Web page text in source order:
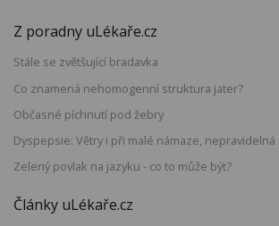
Z poradny uLékaře.cz
Stále se zvětšující bradavka
Co znamená nehomogenní struktura jater?
Občasné píchnutí pod žebry
Dyspepsie: Větry i při malé námaze, nepravidelná
Zelený povlak na jazyku - co to může být?
Články uLékaře.cz